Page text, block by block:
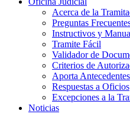
Acerca de la
Preguntas
Instructivos y
Tramite Fácil
Validador de
Criterios de
Aporta Antecedentes
Respuestas a Oficios
Excepciones a la
Noticias